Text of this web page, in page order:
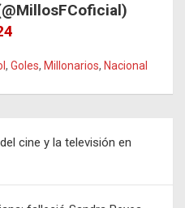
, Goles, Millonarios, Nacional
cine y la televisión en